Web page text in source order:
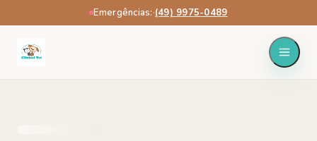
Emergências:·(49) 9975-0489